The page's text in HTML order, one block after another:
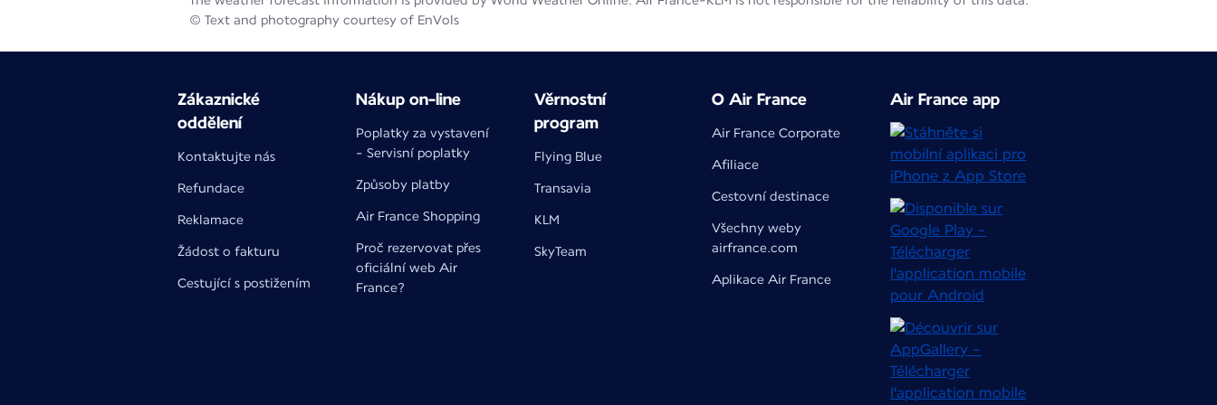
© Text and photography courtesy of EnVols
Zákaznické
oddělení
Kontaktujte nás
Refundace
Reklamace
Žádost o fakturu
Cestující s postižením
Nákup on-line
Poplatky za vystavení
- Servisní poplatky
Způsoby platby
Air France Shopping
Proč rezervovat přes
oficiální web Air
France?
Věrnostní
program
Flying Blue
Transavia
KLM
SkyTeam
O Air France
Air France Corporate
Afiliace
Cestovní destinace
Všechny weby
airfrance.com
Aplikace Air France
Air France app